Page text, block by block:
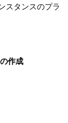
スタンスのプラ
作成